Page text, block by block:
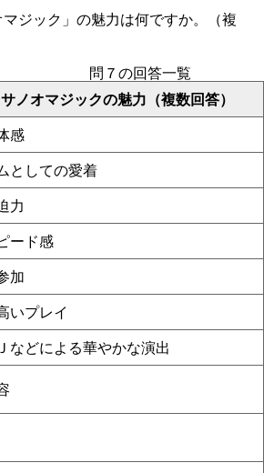
ジック」の魅力は何ですか。（複
ノオマジックの魅力（複数回答）
問７の回答一覧
感
としての愛着
力
ード感
加
いプレイ
などによる華やかな演出